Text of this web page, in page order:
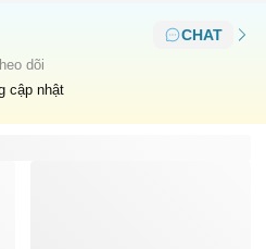
CHAT
dõi
cập nhật